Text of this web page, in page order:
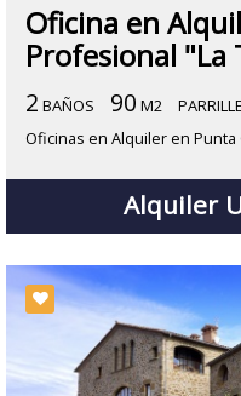
Oficina en
Profesional "La
2 BAÑOS 90 M2
Oficinas en Alquiler en
Alquiler